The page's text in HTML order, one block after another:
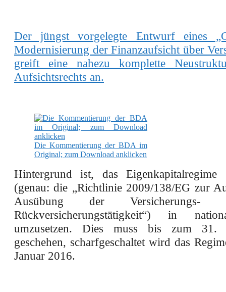
Der jüngst vorgelegte Entwurf eines
Modernisierung der Finanzaufsicht über
greift eine nahezu komplette
Aufsichtsrechts an.
Die Kommentierung der BDA im
Original; zum Download anklicken
Hintergrund ist, das
(genau: die „Richtlinie 2009/138/EG zur
Ausübung der
Rückversicherungstätigkeit“) in
umzusetzen. Dies muss bis zum 31.
geschehen, scharfgeschaltet wird das
Januar 2016.